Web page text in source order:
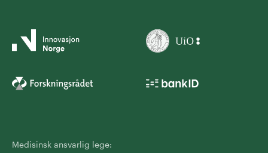
Medisinsk ansvarlig lege: